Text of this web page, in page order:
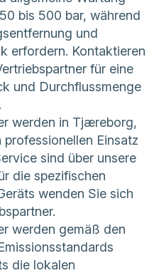
bis 500 bar, während
und
erfordern. Kontaktieren
für eine
und Durchflussmenge
werden in Tjæreborg,
Einsatz
sind über unsere
die spezifischen
wenden Sie sich
werden gemäß den
die lokalen